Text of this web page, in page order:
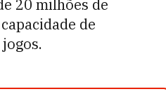
20 milhões de
de